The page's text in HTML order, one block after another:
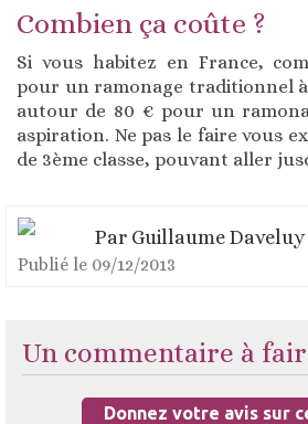
Combien ça coûte ?
Si vous habitez en France,
pour un ramonage traditionnel
autour de 80 € pour un
aspiration. Ne pas le faire vous
de 3ème classe, pouvant aller
Par Guillaume Daveluy
Publié le 09/12/2013
Un commentaire à
Donnez votre avis sur